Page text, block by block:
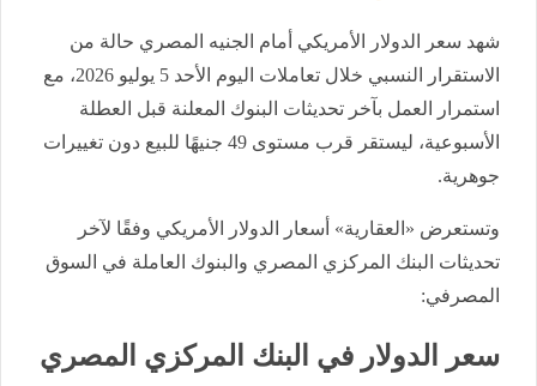
شهد سعر الدولار الأمريكي أمام الجنيه المصري حالة من
الاستقرار النسبي خلال تعاملات اليوم الأحد 5 يوليو 2026، مع
استمرار العمل بآخر تحديثات البنوك المعلنة قبل العطلة
الأسبوعية، ليستقر قرب مستوى 49 جنيهًا للبيع دون تغييرات
جوهرية.
وتستعرض «العقارية» أسعار الدولار الأمريكي وفقًا لآخر
تحديثات البنك المركزي المصري والبنوك العاملة في السوق
المصرفي:
سعر الدولار في البنك المركزي المصري